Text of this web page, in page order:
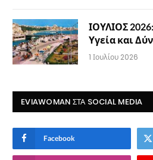
ΙΟΥΛΙΟΣ
Υγεία και
1 Ιουλίου 2026
EVIAWOMAN ΣΤΑ SOCIAL MEDIA
Facebook